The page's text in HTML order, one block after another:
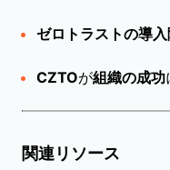
ゼロトラストの導
CZTOが組織の成功
関連リソース